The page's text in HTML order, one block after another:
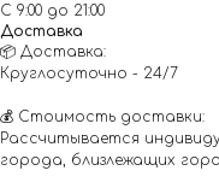
С 9:00 до 21:00
Доставка
📦 Доставка:
Круглосуточно - 24/7
💰 Стоимость доставки:
Рассчитывается
города, близлежащих